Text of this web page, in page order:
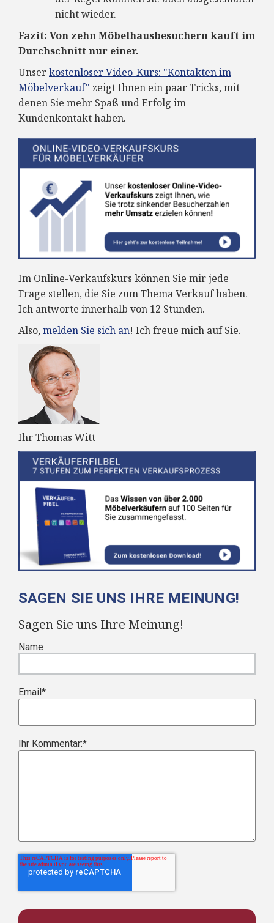
nicht wieder.
Fazit: Von zehn Möbelhausbesuchern kauft im
Durchschnitt nur einer.
Unserkostenloser Video-Kurs: "Kontakten im
Möbelverkauf" zeigt Ihnen ein paar Tricks, mit
denen Sie mehr Spaß und Erfolg im
Kundenkontakt haben.
Im Online-Verkaufskurs können Sie mir jede
Frage stellen, die Sie zum Thema Verkauf haben.
Ich antworte innerhalb von 12 Stunden.
Also, melden Sie sich an! Ich freue mich auf Sie.
Ihr Thomas Witt
SAGEN SIE UNS IHRE MEINUNG!
Sagen Sie uns Ihre Meinung!
Name
Email*
Ihr Kommentar:*